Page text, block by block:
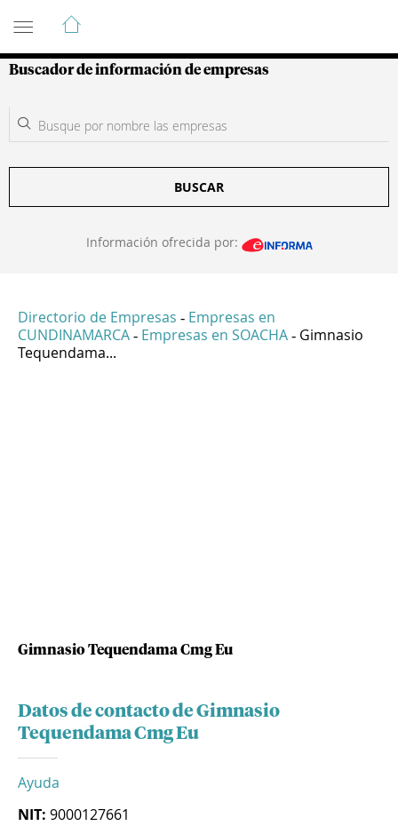
Guía de Empresas Colombianas
Buscador de información de empresas
BUSCAR
Información ofrecida por:
Directorio de Empresas - Empresas en
CUNDINAMARCA - Empresas en SOACHA - Gimnasio
Tequendama...
Gimnasio Tequendama Cmg Eu
Datos de contacto de Gimnasio
Tequendama Cmg Eu
Ayuda
NIT: 9000127661